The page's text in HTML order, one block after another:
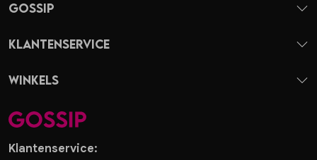
Klantenservice:
Gossip
Klantenservice
Winkels